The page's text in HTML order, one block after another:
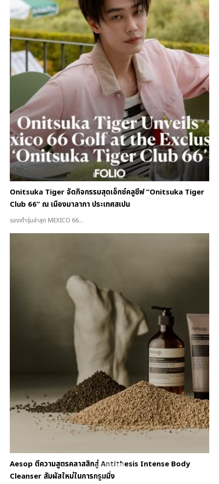
Onitsuka Tiger จัดกิจกรรมสุดเอ็กซ์คลูซีฟ “Onitsuka Tiger
Club 66” ณ เมืองมาลากา ประเทศสเปน
รองเท้ารุ่นล่าสุด MEXICO 66...
Aesop ตีความสูตรคลาสสิกสู่ Antithesis Intense Body
Cleanser สัมผัสใหม่ในการกรูมมิ่ง